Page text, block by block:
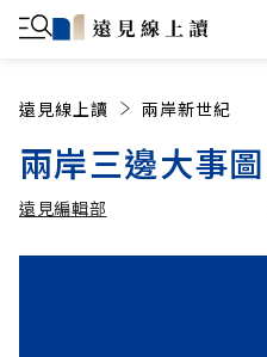
遠見線上讀 兩岸新世紀
兩岸三邊大事圖
遠見編輯部